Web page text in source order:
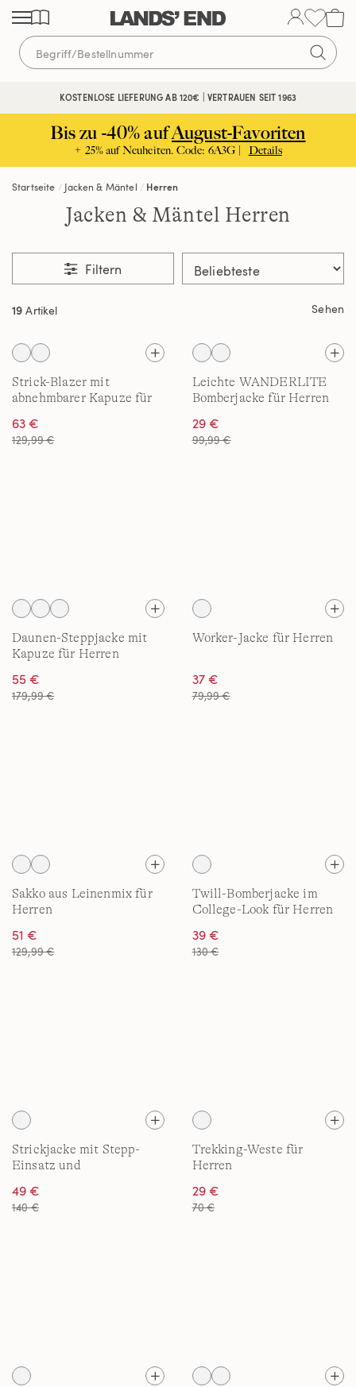
Direkt
zum
Inhalt
Direkt
zur
Navigation
Direkt
zur
Suche
KOSTENLOSE LIEFERUNG AB 120€ | VERTRAUEN SEIT 1963
Bis zu -40% aufAugust-Favoriten
+ 25% auf Neuheiten. Code: 6A3G | Details
Startseite Jacken & Mäntel Herren
Jacken & Mäntel Herren
Filtern
19 Artikel Sehen
Strick-Blazer mit
abnehmbarer Kapuze für
63 €
129,99 €
Leichte WANDERLITE
Bomberjacke für Herren
29 €
99,99 €
Daunen-Steppjacke mit
Kapuze für Herren
55 €
179,99 €
Worker-Jacke für Herren
37 €
79,99 €
Sakko aus Leinenmix für
Herren
51 €
129,99 €
Twill-Bomberjacke im
College-Look für Herren
39 €
130 €
Strickjacke mit Stepp-
Einsatz und
49 €
140 €
Trekking-Weste für
Herren
29 €
70 €